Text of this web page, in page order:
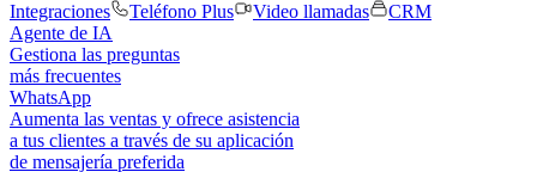
Integraciones
Teléfono Plus Video llamadas
CRM
Agente de IA
Gestiona las preguntas
más frecuentes
WhatsApp
Aumenta las ventas y ofrece asistencia
a tus clientes a través de su aplicación
de mensajería preferida